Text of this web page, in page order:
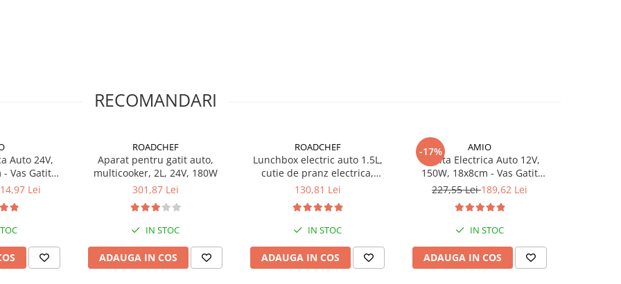
antiderapante
RECOMANDARI
Auto 24V,
- Vas Gatit
Lei
ROADCHEF
Aparat pentru gatit auto,
multicooker, 2L, 24V, 180W
301,87 Lei
IN STOC
ADAUGA IN COS
ROADCHEF
Lunchbox electric auto 1.5L,
cutie de pranz electrica,
12V/24V/230V, 80W
130,81 Lei
IN STOC
ADAUGA IN COS
-17% AMIO
Cratita Electrica Auto 12V,
150W, 18x8cm - Vas Gatit
Masina
227,55 Lei189,62 Lei
IN STOC
ADAUGA IN COS